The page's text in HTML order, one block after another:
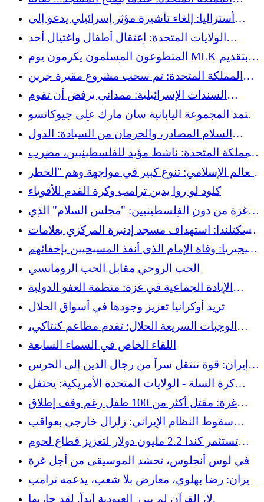
ألعاب رياضية لطيفة
أستراليا: إلغاء تأشيرة مؤثر إسرائيلي يدعو إلى
حظر الإسلام
الولايات المتحدة: اعتقال أطفال واغتيال أحد
مقدمي الرعاية – يبدو أن إدارة الهجرة والجمارك
هي ميليشيا فاشية
المتطوعون المسلمون يكرمون يوم MLK بتقديم
المملكة المتحدة: تم سحب مشروع مقبرة جرين
ميدوز الإسلامية بالقرب من بيتربورو
السندات الإسرائيلية: ممداني يرفض أن تقوم
نيويورك بتمويل ديون إسرائيل
تعتمد المجموعة اليابانية سان مارك على جيوكاتسو
(قطعة لحم البقر المخبوز) لغزو أسواق الحلال
السلام المصادر، والحرمان من السيادة: الدول
الإسلامية تنضم إلى مجلس ترامب للسلام
المملكة المتحدة: ناشط مؤيد للفلسطينيين، مضرب
عن الطعام لمدة 13 يومًا، يعلن أنه سيتوقف أيضًا
عن شرب الخمر
العالم الإسلامي: تنوع كبير في مواجهة وهم "الخطر
الإسلامي" – تفكيك الأسطورة الجيوسياسية
كلود لو روا يدين ترامب وكرة القدم للأقوياء
غزة من دون الفلسطينيين: "مجلس السلام" الذي
أنشأه ترامب، سلام استعماري بلا رأي
اسكتلندا: استهداف مسجد إدنبرة المركزي بعلامات
الكراهية، وفتح التحقيق
نيجيريا: وفاة الإمام الذي أنقذ المسيحيين بإخفائهم
في مسجده
الحب الروحي مقابل الحب الرومانسي
الإبادة الجماعية في غزة: منظمة العفو الدولية
تطلق عريضة وتحث فرنسا على وضع حد لإفلات
إسرائيل من العقاب
تريد أوكرانيا تعزيز وجودها في أسواق الحلال
الوجبات السريعة الحلال: تقدم مطاعم كنتاكي،
وتبقى الوجبات السريعة
اللقاء الخاص في السماء السابعة
إيران: قوة تنتقل سراً من رجال الدين إلى الحرس
الثوري
كرة السلة - الولايات المتحدة الأمريكية: يحتفل
فريق المحاربون بالتراث الإسلامي في حفل شواء
حلال على الطراز الهندي-تكساسي
غزة: مقتل أكثر من 100 طفل رغم وقف إطلاق
النار، بحسب اليونيسف
سقوط النظام الإيراني: زلزال خارجي بعواقب
عالمية
تستثمر كندا 2.2 مليون دولار لتعزيز قطاع لحوم
البقر الحلال
وفي لوس أنجلوس، تحشد الموسيقى من أجل غزة
والسودان
إيران: رضا بهلوي، معارض بلا شعب، يدعمه ترامب
ونتنياهو
لا، القرآن لم يبرر العبودية أبداً. لقد حاربها.